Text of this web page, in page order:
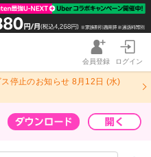
会員登録 ログイン
停止のお知らせ 8月12日 (水)